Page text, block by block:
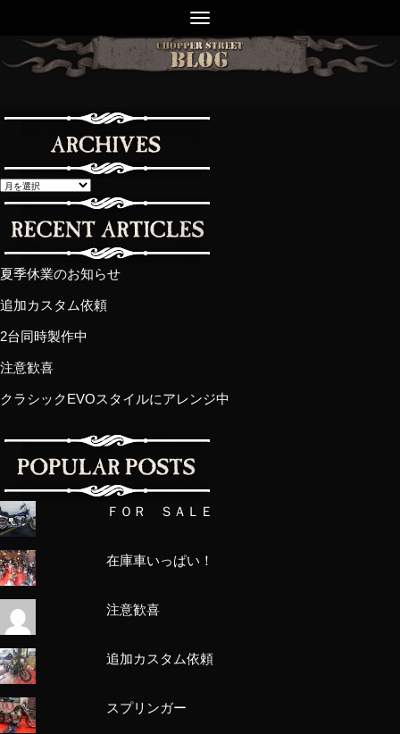
夏季休業のお知らせ
追加カスタム依頼
2台同時製作中
注意歓喜
クラシックEVOスタイルにアレンジ中
ＦＯＲ ＳＡＬＥ
在庫車いっぱい！
注意歓喜
追加カスタム依頼
スプリンガー